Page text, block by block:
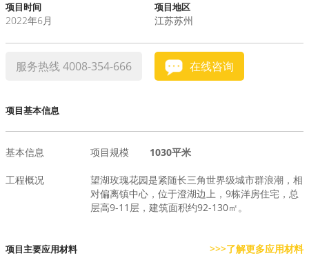
新能源系统
案例中心
项目时间
2022年6月
项目地区
江苏苏州
服务热线 4008-354-666 在线咨询
项目基本信息
基本信息 项目规模 1030平米
工程概况
望湖玫瑰花园是紧随长三角世界级城市群浪潮，相
对偏离镇中心，位于澄湖边上，9栋洋房住宅，总
层高9-11层，建筑面积约92-130㎡。
项目主要应用材料 >>>了解更多应用材料